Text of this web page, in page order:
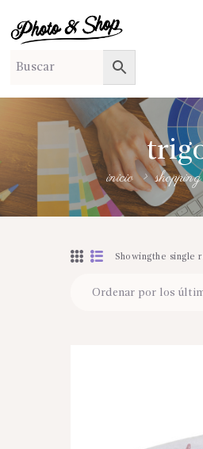
inicio shopping
PHOTO &
Photo & Shop
INICIO
SOBRE NOSOTROS
SERVICIOS A EMPRESAS
NUESTRA EDITORIAL EM
TIENDA ONLINE
Showingthe single